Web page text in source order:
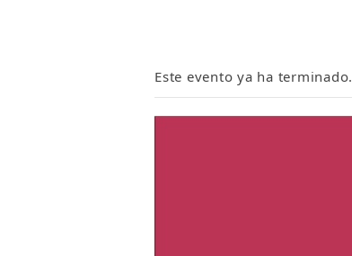
Este evento ya ha terminado.